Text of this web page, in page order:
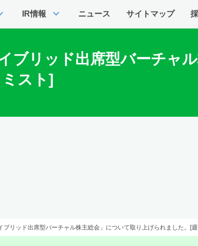
IR情報 expand_more ニュース サイトマップ
ブリッド出席型バーチャ
スト]
ブリッド出席型バーチャル株主総会」について取り上げられました。[